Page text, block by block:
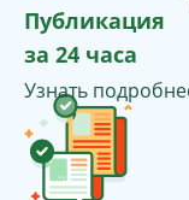
Публикация
за 24 часа
Узнать